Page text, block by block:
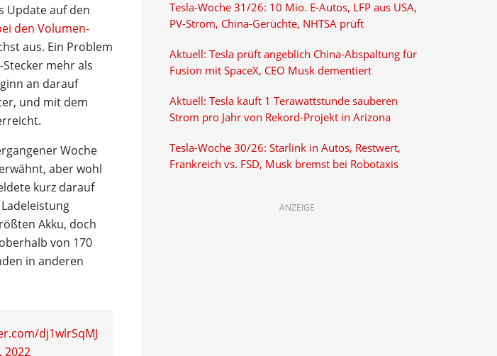
Update auf den
den Volumen-
aus. Ein Problem
mehr als
an darauf
und mit dem
Woche
aber wohl
kurz darauf
Akku, doch
von 170
in anderen
dj1wlrSqMJ
2022
Tesla-Woche 31/26: 10 Mio. E-Autos, LFP aus USA,
PV-Strom, China-Gerüchte, NHTSA prüft
Aktuell: Tesla prüft angeblich China-Abspaltung für
Fusion mit SpaceX, CEO Musk dementiert
Aktuell: Tesla kauft 1 Terawattstunde sauberen
Strom pro Jahr von Rekord-Projekt in Arizona
Tesla-Woche 30/26: Starlink in Autos, Restwert,
Frankreich vs. FSD, Musk bremst bei Robotaxis
ANZEIGE